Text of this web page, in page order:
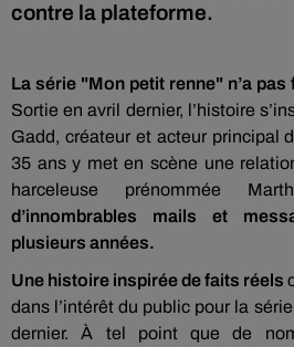
contre la plateforme.
La série "Mon petit renne" n’a pas
Sortie en avril dernier, l’histoire
Gadd, créateur et acteur principal
35 ans y met en scène une
harceleuse prénommée
d’innombrables mails et
plusieurs années.
Une histoire inspirée de faits réels
dans l’intérêt du public pour la
dernier. À tel point que de